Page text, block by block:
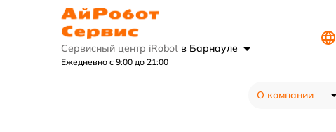
Сервисный центр iRobot в Барнауле
Ежедневно с 9:00 до 21:00
О компании